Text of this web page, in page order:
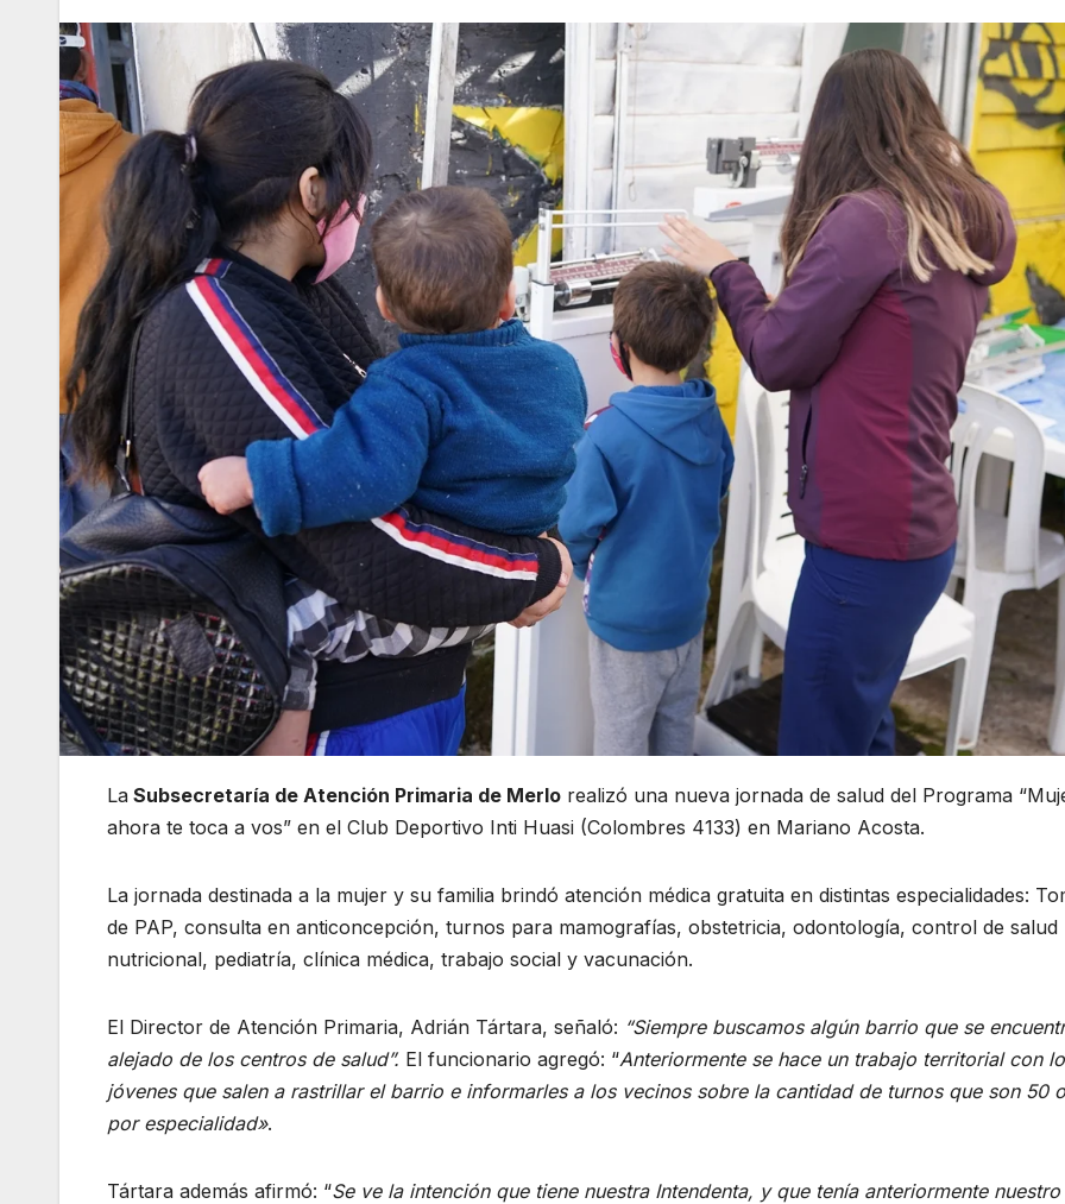
La Subsecretaría de Atención Primaria de Merlo realizó una nueva jornada de salud del Programa
ahora te toca a vos” en el Club Deportivo Inti Huasi (Colombres 4133) en Mariano Acosta.
La jornada destinada a la mujer y su familia brindó atención médica gratuita en distintas especialidades:
de PAP, consulta en anticoncepción, turnos para mamografías, obstetricia, odontología, control de salud
nutricional, pediatría, clínica médica, trabajo social y vacunación.
El Director de Atención Primaria, Adrián Tártara, señaló: “Siempre buscamos algún barrio que se
alejado de los centros de salud”. El funcionario agregó: “Anteriormente se hace un trabajo territorial con
jóvenes que salen a rastrillar el barrio e informarles a los vecinos sobre la cantidad de turnos que son 50
por especialidad».
Tártara además afirmó: “Se ve la intención que tiene nuestra Intendenta, y que tenía anteriormente nuestro